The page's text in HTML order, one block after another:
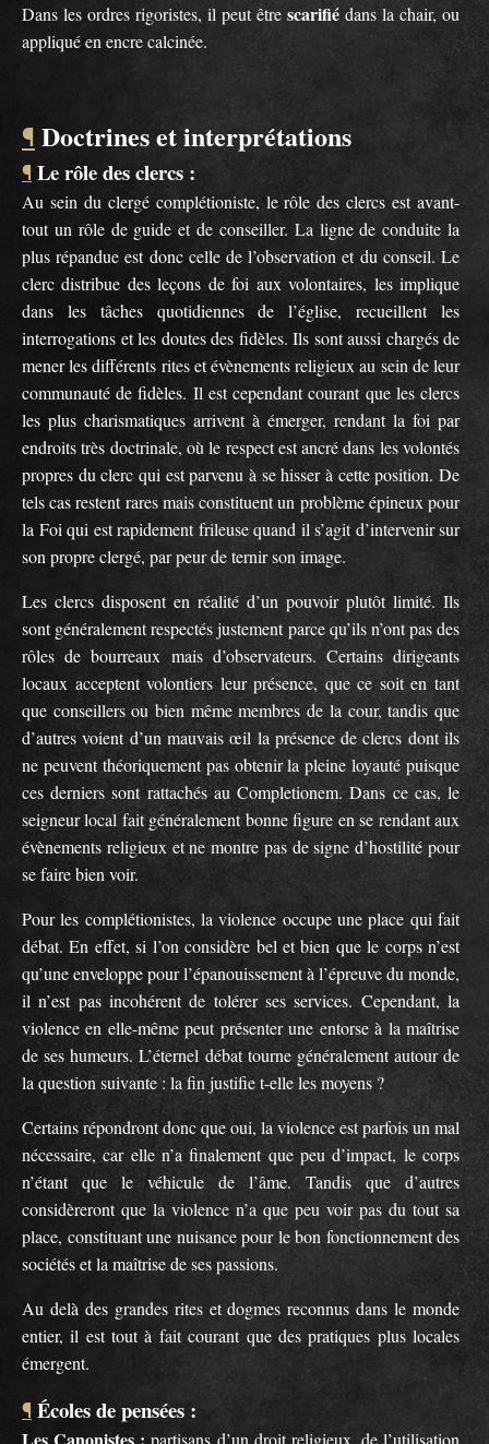
Dans les ordres rigoristes, il peut être scarifié dans la chair, ou
appliqué en encre calcinée.
¶ Doctrines et interprétations
¶ Le rôle des clercs :
Au sein du clergé complétioniste, le rôle des clercs est avant-
tout un rôle de guide et de conseiller. La ligne de conduite la
plus répandue est donc celle de l’observation et du conseil. Le
clerc distribue des leçons de foi aux volontaires, les implique
dans les tâches quotidiennes de l’église, recueillent les
interrogations et les doutes des fidèles. Ils sont aussi chargés de
mener les différents rites et évènements religieux au sein de leur
communauté de fidèles. Il est cependant courant que les clercs
les plus charismatiques arrivent à émerger, rendant la foi par
endroits très doctrinale, où le respect est ancré dans les volontés
propres du clerc qui est parvenu à se hisser à cette position. De
tels cas restent rares mais constituent un problème épineux pour
la Foi qui est rapidement frileuse quand il s’agit d’intervenir sur
son propre clergé, par peur de ternir son image.
Les clercs disposent en réalité d’un pouvoir plutôt limité. Ils
sont généralement respectés justement parce qu’ils n’ont pas des
rôles de bourreaux mais d’observateurs. Certains dirigeants
locaux acceptent volontiers leur présence, que ce soit en tant
que conseillers ou bien même membres de la cour, tandis que
d’autres voient d’un mauvais œil la présence de clercs dont ils
ne peuvent théoriquement pas obtenir la pleine loyauté puisque
ces derniers sont rattachés au Completionem. Dans ce cas, le
seigneur local fait généralement bonne figure en se rendant aux
évènements religieux et ne montre pas de signe d’hostilité pour
se faire bien voir.
Pour les complétionistes, la violence occupe une place qui fait
débat. En effet, si l’on considère bel et bien que le corps n’est
qu’une enveloppe pour l’épanouissement à l’épreuve du monde,
il n’est pas incohérent de tolérer ses services. Cependant, la
violence en elle-même peut présenter une entorse à la maîtrise
de ses humeurs. L’éternel débat tourne généralement autour de
la question suivante : la fin justifie t-elle les moyens ?
Certains répondront donc que oui, la violence est parfois un mal
nécessaire, car elle n’a finalement que peu d’impact, le corps
n’étant que le véhicule de l’âme. Tandis que d’autres
considèreront que la violence n’a que peu voir pas du tout sa
place, constituant une nuisance pour le bon fonctionnement des
sociétés et la maîtrise de ses passions.
Au delà des grandes rites et dogmes reconnus dans le monde
entier, il est tout à fait courant que des pratiques plus locales
émergent.
¶ Écoles de pensées :
partisans d’un droit religieux, de l’utilisation